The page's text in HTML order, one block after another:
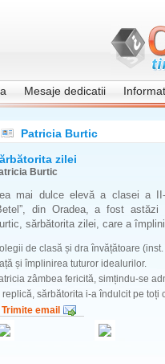
Mesaje dedicatii
Patricia Burtic
zilei
Burtic
mai dulce elevă a clasei a
din Oradea, a fost astăzi
sărbătorita zilei, care a
de clasă și dra învățătoare
și împlinirea tuturor idealurilor.
zâmbea fericită, simțindu-se
replică, sărbătorita i-a îndulcit pe toți
Trimite email